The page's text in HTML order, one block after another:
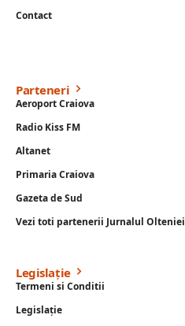
Contact
Parteneri
Aeroport Craiova
Radio Kiss FM
Altanet
Primaria Craiova
Gazeta de Sud
Vezi toti partenerii Jurnalul Olteniei
Legislație
Termeni si Conditii
Legislație